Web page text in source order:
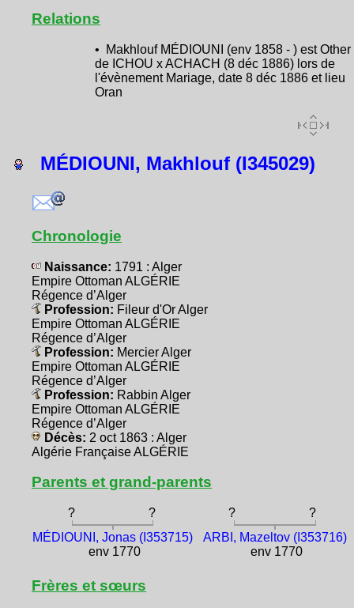
Relations
• Makhlouf MÉDIOUNI (env 1858 - ) est Other
de ICHOU x ACHACH (8 déc 1886) lors de
l'évènement Mariage, date 8 déc 1886 et lieu
Oran
MÉDIOUNI, Makhlouf (I345029)
Chronologie
Naissance: 1791 : Alger
Empire Ottoman ALGÉRIE
Régence d’Alger
Profession: Fileur d'Or Alger
Empire Ottoman ALGÉRIE
Régence d’Alger
Profession: Mercier Alger
Empire Ottoman ALGÉRIE
Régence d’Alger
Profession: Rabbin Alger
Empire Ottoman ALGÉRIE
Régence d’Alger
Décès: 2 oct 1863 : Alger
Algérie Française ALGÉRIE
Parents et grand-parents
? ? ?
?
MÉDIOUNI, Jonas (I353715)
env 1770
ARBI, Mazeltov (I353716)
env 1770
Frères et sœurs